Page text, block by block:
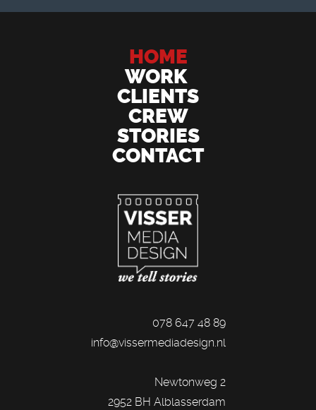
HOME
WORK
CLIENTS
CREW
STORIES
CONTACT
078 647 48 89
info@vissermediadesign.nl
Newtonweg 2
2952 BH Alblasserdam